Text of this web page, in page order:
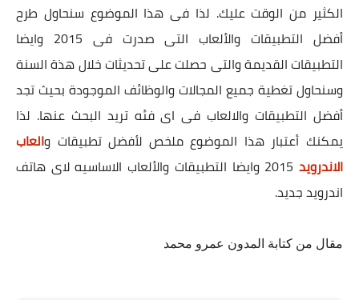
الكثير من الوقت عليك. لذا فى هذا الموضوع سنحاول طرح
أفضل التطبيقات والألعاب التى صدرت فى 2015 وايضا
التطبيقات القديمة والتى حصلت على تحديثات خلال هذة السنة
وسنحاول تغطية جميع المجالات والوظائف الموجودة بحيث تجد
أفضل التطبيقات والالعاب فى اى فئه تريد البحث عنها. لذا
يمكنك أعتبار هذا الموضوع ملخص لأفضل تطبيقات والعاب
الاندرويد
2015 وايضا التطبيقات والألعاب الاساسيه لاى هاتف
اندرويد جديد.
مقال من كتابة المدون عمرو محمد